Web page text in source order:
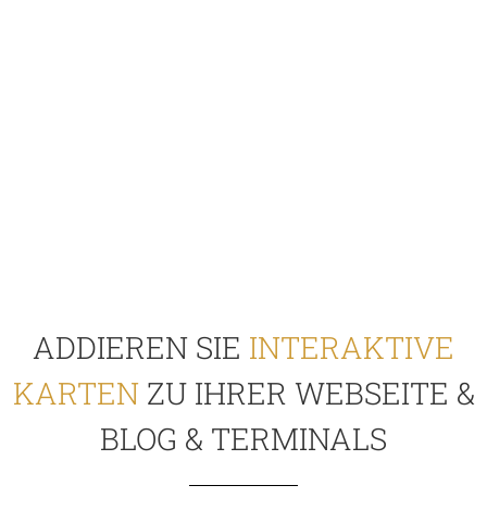
ADDIEREN SIE INTERAKTIVE
KARTEN ZU IHRER WEBSEITE &
BLOG & TERMINALS